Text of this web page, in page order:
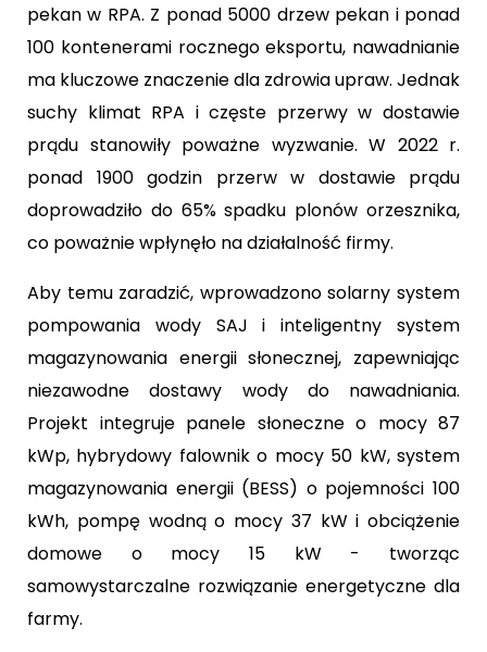
pekan w RPA. Z ponad 5000 drzew pekan i ponad
100 kontenerami rocznego eksportu, nawadnianie
ma kluczowe znaczenie dla zdrowia upraw. Jednak
suchy klimat RPA i częste przerwy w dostawie
prądu stanowiły poważne wyzwanie. W 2022 r.
ponad 1900 godzin przerw w dostawie prądu
doprowadziło do 65% spadku plonów orzesznika,
co poważnie wpłynęło na działalność firmy.
Aby temu zaradzić, wprowadzono solarny system
pompowania wody SAJ i inteligentny system
magazynowania energii słonecznej, zapewniając
niezawodne dostawy wody do nawadniania.
Projekt integruje panele słoneczne o mocy 87
kWp, hybrydowy falownik o mocy 50 kW, system
magazynowania energii (BESS) o pojemności 100
kWh, pompę wodną o mocy 37 kW i obciążenie
domowe o mocy 15 kW - tworząc
samowystarczalne rozwiązanie energetyczne dla
farmy.